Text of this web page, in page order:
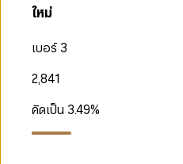
ใหม่
เบอร์ 3
2,841
คิดเป็น 3.49%